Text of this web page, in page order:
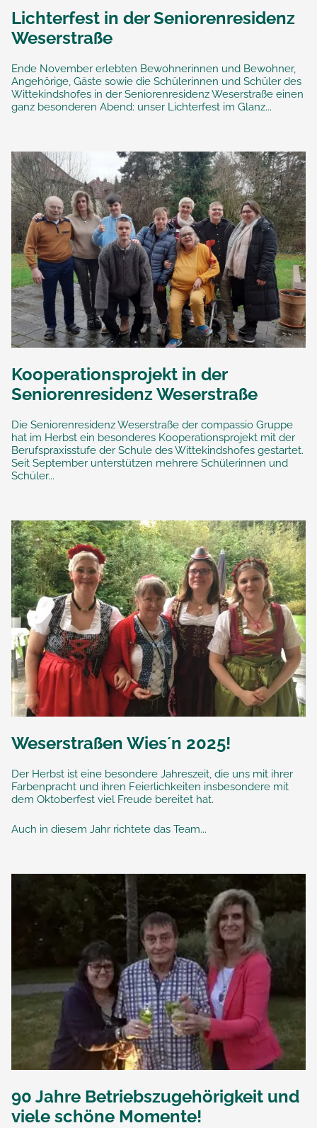
Lichterfest in der Seniorenresidenz
Weserstraße
Ende November erlebten Bewohnerinnen und Bewohner,
Angehörige, Gäste sowie die Schülerinnen und Schüler des
Wittekindshofes in der Seniorenresidenz Weserstraße einen
ganz besonderen Abend: unser Lichterfest im Glanz...
Kooperationsprojekt in der
Seniorenresidenz Weserstraße
Die Seniorenresidenz Weserstraße der compassio Gruppe
hat im Herbst ein besonderes Kooperationsprojekt mit der
Berufspraxisstufe der Schule des Wittekindshofes gestartet.
Seit September unterstützen mehrere Schülerinnen und
Schüler...
Weserstraßen Wies´n 2025!
Der Herbst ist eine besondere Jahreszeit, die uns mit ihrer
Farbenpracht und ihren Feierlichkeiten insbesondere mit
dem Oktoberfest viel Freude bereitet hat.
Auch in diesem Jahr richtete das Team...
90 Jahre Betriebszugehörigkeit und
viele schöne Momente!